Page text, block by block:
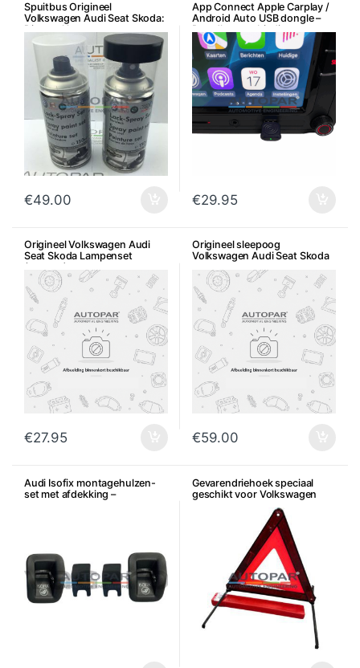
Spuitbus Origineel
Volkswagen Audi Seat Skoda:
Diverse kleuren
€49.00
App Connect Apple Carplay /
Android Auto USB dongle –
Draadloze verbinding
Bluetooth
€29.95
Origineel Volkswagen Audi
Seat Skoda Lampenset
(reserve)
€27.95
Origineel sleepoog
Volkswagen Audi Seat Skoda
€59.00
Audi Isofix montagehulzen-
set met afdekking –
Gevarendriehoek speciaal
geschikt voor Volkswagen